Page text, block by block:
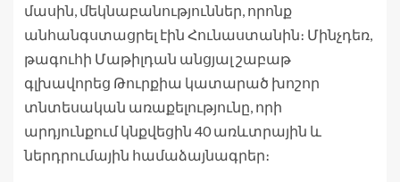
մասին, մեկնաբանություններ, որոնք
անհանգստացրել էին Հունաստանին։ Մինչդեռ,
թագուհի Մաթիլդան անցյալ շաբաթ
գլխավորեց Թուրքիա կատարած խոշոր
տնտեսական առաքելությունը, որի
արդյունքում կնքվեցին 40 առևտրային և
ներդրումային համաձայնագրեր։